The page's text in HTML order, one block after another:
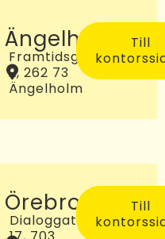
Ängelholm
Framtidsgatan
2, 262 73
Ängelholm
Till
Örebro
Dialoggatan
Till